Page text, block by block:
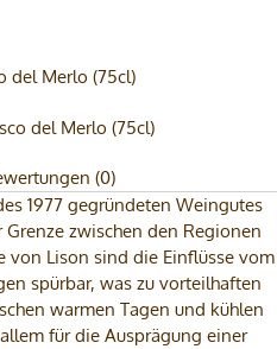
del Merlo (75cl)
(0)
1977 gegründeten Weingutes
zwischen den Regionen
von Lison sind die Einflüsse vom
spürbar, was zu vorteilhaften
warmen Tagen und kühlen
für die Ausprägung einer